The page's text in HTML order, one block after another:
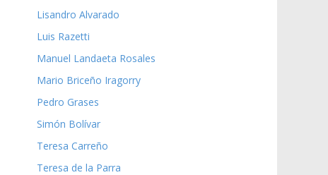
Lisandro Alvarado
Luis Razetti
Manuel Landaeta Rosales
Mario Briceño Iragorry
Pedro Grases
Simón Bolívar
Teresa Carreño
Teresa de la Parra